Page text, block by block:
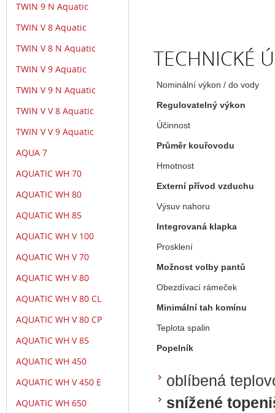
TECHNICKÉ
Nominální
Regulovatelný výkon
Účinnost
Průměr kouřovodu
Hmotnost
Externí přívod vzduchu
Výsuv nahoru
Integrovaná klapka
Prosklení
Možnost volby pantů
Obezdívací rámeček
Minimální tah komínu
Teplota spalin
Popelník
oblíbená
snížené
TWIN 9 N Aquatic
TWIN V 8 Aquatic
TWIN V 8 N Aquatic
TWIN V 9 Aquatic
TWIN V 9 N Aquatic
TWIN V V 8 Aquatic
TWIN V V 9 Aquatic
AQUA 7
AQUATIC WH 70
AQUATIC WH 80
AQUATIC WH 85
AQUATIC WH V 100
AQUATIC WH V 70
AQUATIC WH V 80
AQUATIC WH V 80 CL
AQUATIC WH V 80 CP
AQUATIC WH V 85
AQUATIC WH 450
AQUATIC WH V 450 E
AQUATIC WH 650